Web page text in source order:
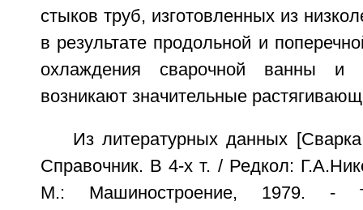
стыков труб, изготовленных из
в результате продольной и
охлаждения сварочной ванны и
возникают значительные
Из литературных данных
Справочник. В 4-х т. / Редкол:
М.: Машиностроение, 1979.